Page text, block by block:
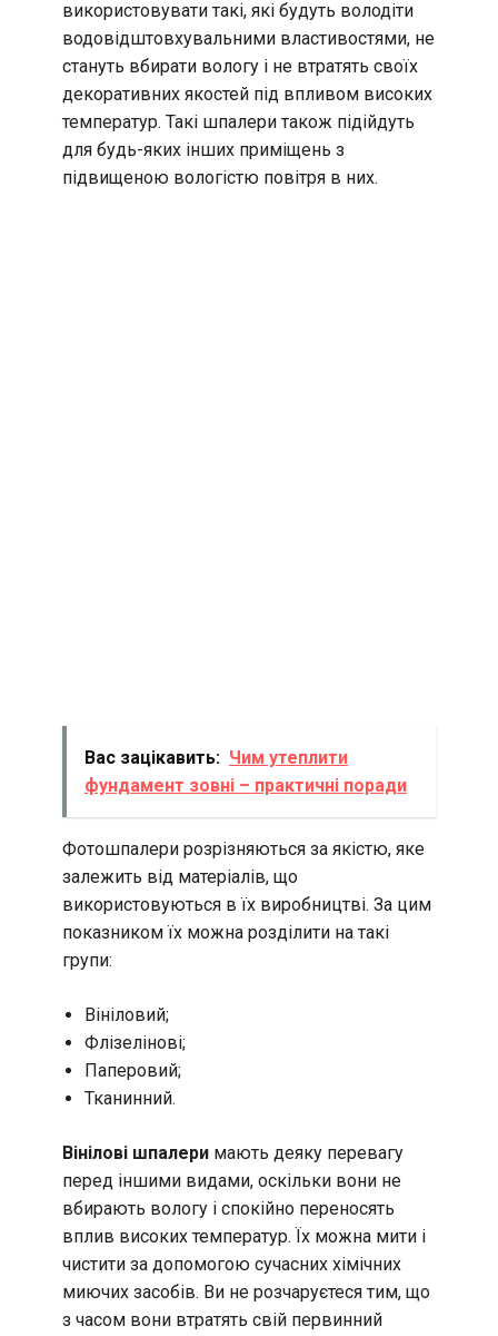
використовувати такі, які будуть володіти
водовідштовхувальними властивостями, не
стануть вбирати вологу і не втратять своїх
декоративних якостей під впливом високих
температур. Такі шпалери також підійдуть
для будь-яких інших приміщень з
підвищеною вологістю повітря в них.
Вас зацікавить: Чим утеплити
фундамент зовні – практичні поради
Фотошпалери розрізняються за якістю, яке
залежить від матеріалів, що
використовуються в їх виробництві. За цим
показником їх можна розділити на такі
групи:
Вініловий;
Флізелінові;
Паперовий;
Тканинний.
Вінілові шпалери мають деяку перевагу
перед іншими видами, оскільки вони не
вбирають вологу і спокійно переносять
вплив високих температур. Їх можна мити і
чистити за допомогою сучасних хімічних
миючих засобів. Ви не розчаруєтеся тим, що
з часом вони втратять свій первинний